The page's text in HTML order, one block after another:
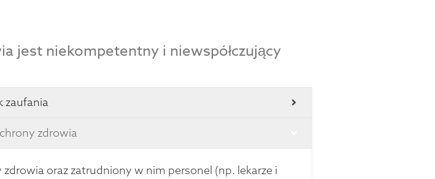
jest niekompetentny i niewspółczujący
zaufania
zdrowia
oraz zatrudniony w nim personel (np. lekarze i